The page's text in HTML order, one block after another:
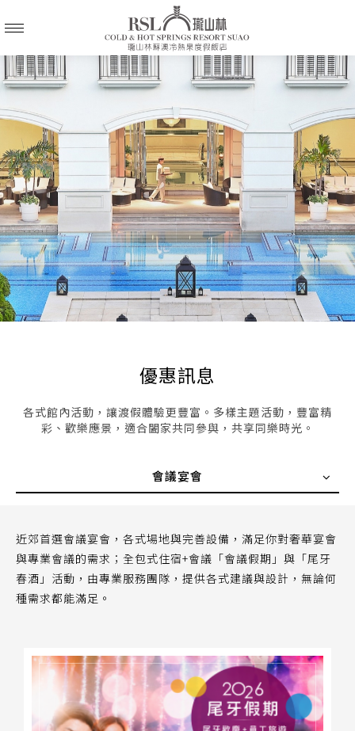
優惠訊息
各式館內活動，讓渡假體驗更豐富。多樣主題活動，豐富精
彩、歡樂應景，適合闔家共同參與，共享同樂時光。
會議宴會
近郊首選會議宴會，各式場地與完善設備，滿足你對奢華宴會
與專業會議的需求；全包式住宿+會議「會議假期」與「尾牙
春酒」活動，由專業服務團隊，提供各式建議與設計，無論何
種需求都能滿足。